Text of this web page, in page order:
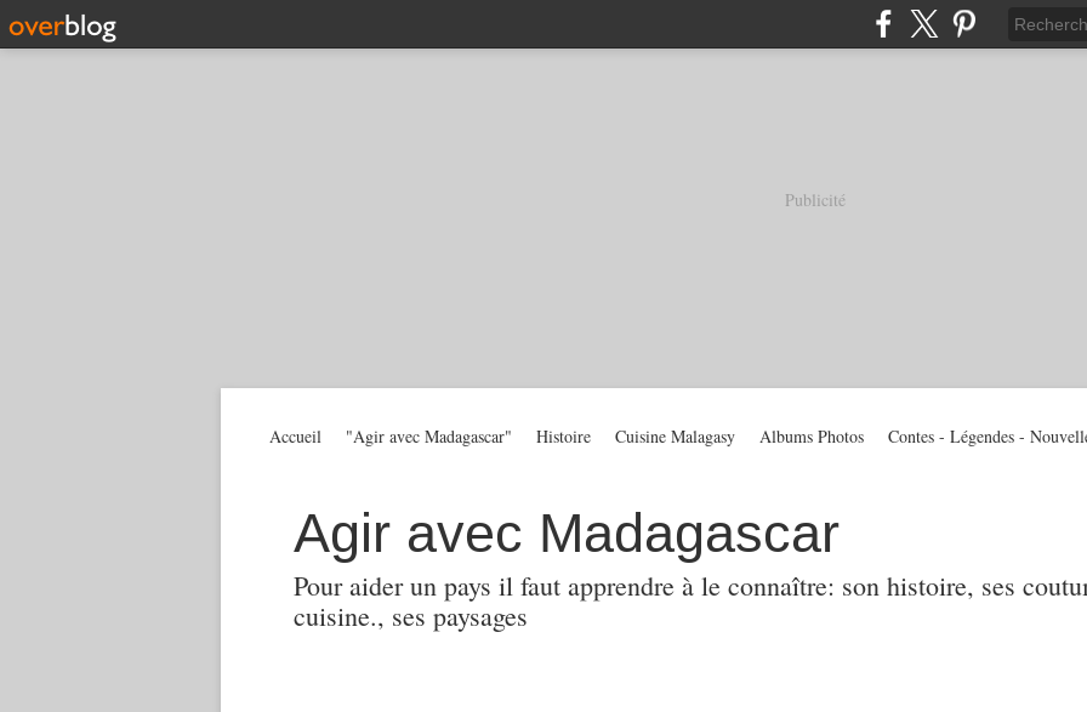
Publicité
Agir avec Madagascar
Pour aider un pays il faut apprendre à le connaître: son histoire, ses
cuisine., ses paysages
Accueil "Agir avec Madagascar" Histoire Cuisine Malagasy Albums Photos Contes - Légendes -